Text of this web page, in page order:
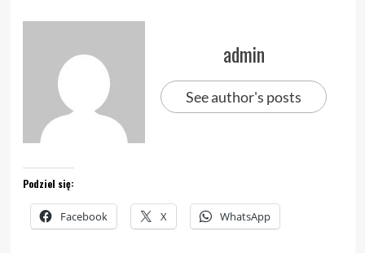
admin
See author's posts
Podziel się:
Facebook X WhatsApp